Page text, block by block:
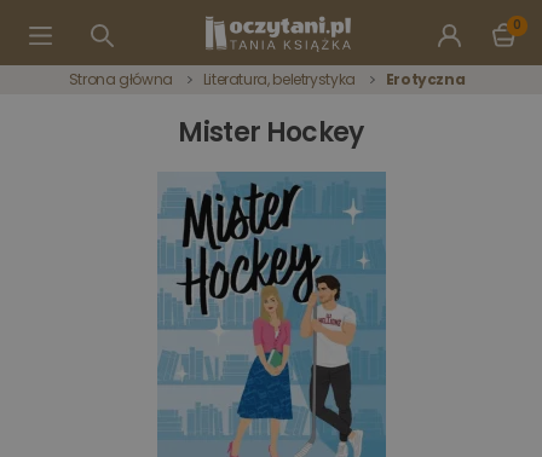
0
Strona główna Literatura, beletrystyka Erotyczna
Mister Hockey